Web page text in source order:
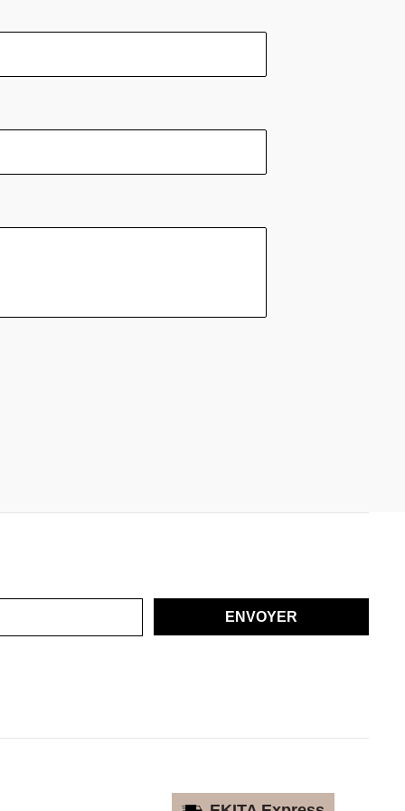
ENVOYER